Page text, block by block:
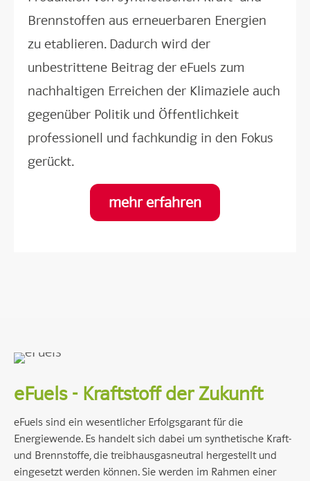
Brennstoffen aus erneuerbaren Energien
zu etablieren. Dadurch wird der
unbestrittene Beitrag der eFuels zum
nachhaltigen Erreichen der Klimaziele auch
gegenüber Politik und Öffentlichkeit
professionell und fachkundig in den Fokus
gerückt.
mehr erfahren
eFuels - Kraftstoff der Zukunft
eFuels sind ein wesentlicher Erfolgsgarant für die
Energiewende. Es handelt sich dabei um synthetische Kraft-
und Brennstoffe, die treibhausgasneutral hergestellt und
eingesetzt werden können. Sie werden im Rahmen einer